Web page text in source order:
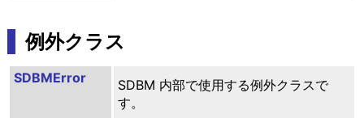
例外クラス
SDBMError
SDBM 内部で使用する例外クラスで
す。